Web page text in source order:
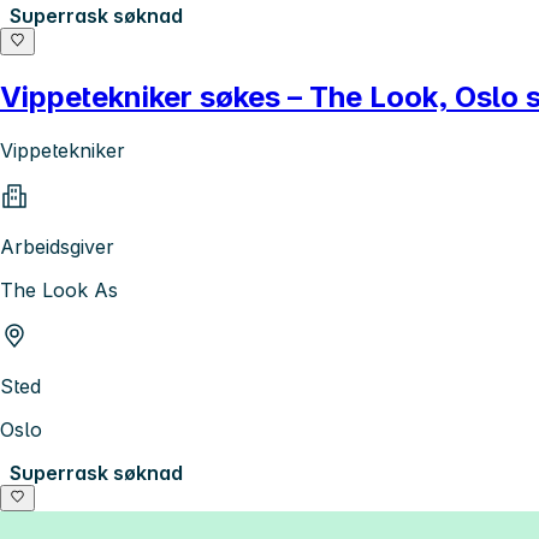
Superrask søknad
Vippetekniker søkes – The Look, Oslo
Vippetekniker
Arbeidsgiver
The Look As
Sted
Oslo
Superrask søknad